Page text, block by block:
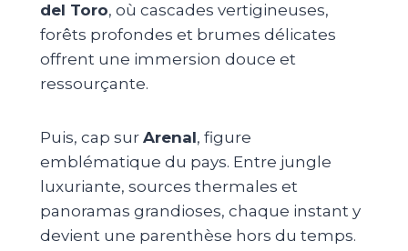
del Toro, où cascades vertigineuses,
forêts profondes et brumes délicates
offrent une immersion douce et
ressourçante.
Puis, cap sur Arenal, figure
emblématique du pays. Entre jungle
luxuriante, sources thermales et
panoramas grandioses, chaque instant y
devient une parenthèse hors du temps.